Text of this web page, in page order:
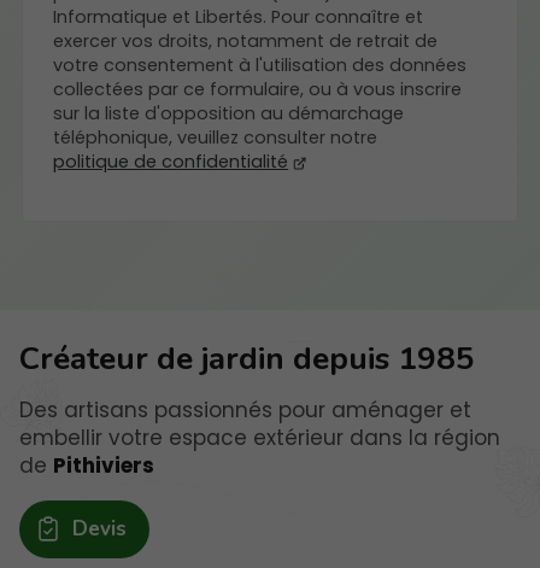
Informatique et Libertés. Pour connaître et
exercer vos droits, notamment de retrait de
votre consentement à l'utilisation des données
collectées par ce formulaire, ou à vous inscrire
sur la liste d'opposition au démarchage
téléphonique, veuillez consulter notre
politique de confidentialité
Créateur de jardin depuis 1985
Des artisans passionnés pour aménager et
embellir votre espace extérieur dans la région
de Pithiviers
Devis